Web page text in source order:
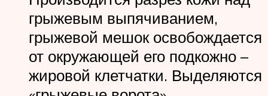
грыжевым выпячиванием,
грыжевой мешок освобождается
от окружающей его подкожно –
жировой клетчатки. Выделяются